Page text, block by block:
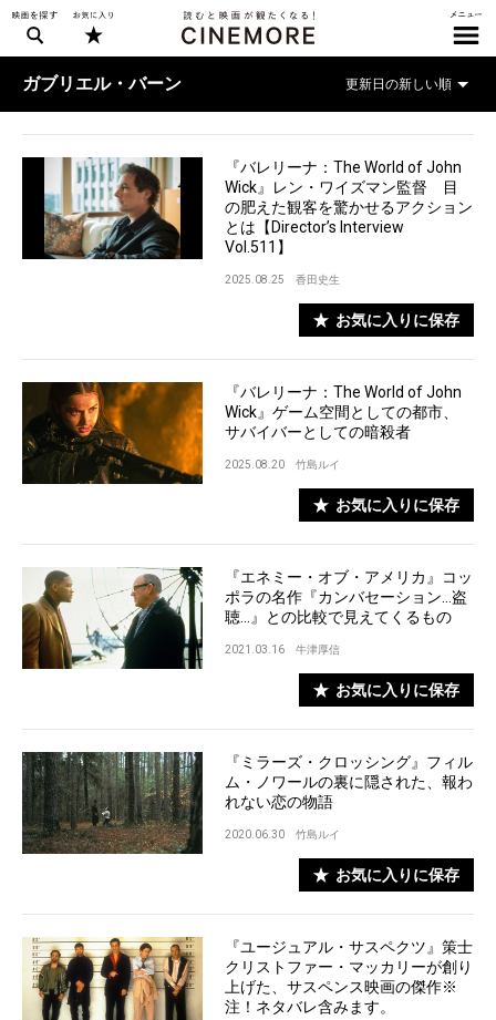
ガブリエル・バーン
『バレリーナ：The World of John
Wick』レン・ワイズマン監督 目
の肥えた観客を驚かせるアクション
とは【Director’s Interview
Vol.511】
2025.08.25 香田史生
お気に入りに保存
『バレリーナ：The World of John
Wick』ゲーム空間としての都市、
サバイバーとしての暗殺者
2025.08.20 竹島ルイ
お気に入りに保存
『エネミー・オブ・アメリカ』コッ
ポラの名作『カンバセーション…盗
聴…』との比較で見えてくるもの
2021.03.16 牛津厚信
お気に入りに保存
『ミラーズ・クロッシング』フィル
ム・ノワールの裏に隠された、報わ
れない恋の物語
2020.06.30 竹島ルイ
お気に入りに保存
『ユージュアル・サスペクツ』策士
クリストファー・マッカリーが創り
上げた、サスペンス映画の傑作※
注！ネタバレ含みます。